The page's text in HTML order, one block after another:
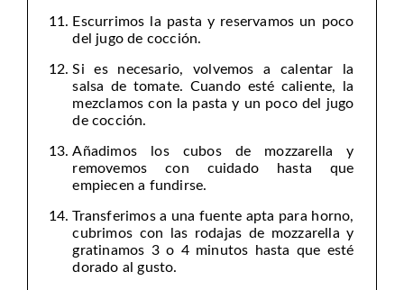
Escurrimos la pasta y reservamos un poco
del jugo de cocción.
Si es necesario, volvemos a calentar la
salsa de tomate. Cuando esté caliente, la
mezclamos con la pasta y un poco del jugo
de cocción.
Añadimos los cubos de mozzarella y
removemos con cuidado hasta que
empiecen a fundirse.
Transferimos a una fuente apta para horno,
cubrimos con las rodajas de mozzarella y
gratinamos 3 o 4 minutos hasta que esté
dorado al gusto.